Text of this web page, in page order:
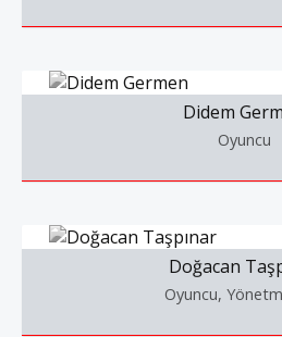
Didem
Oyuncu
Doğacan
Oyuncu,